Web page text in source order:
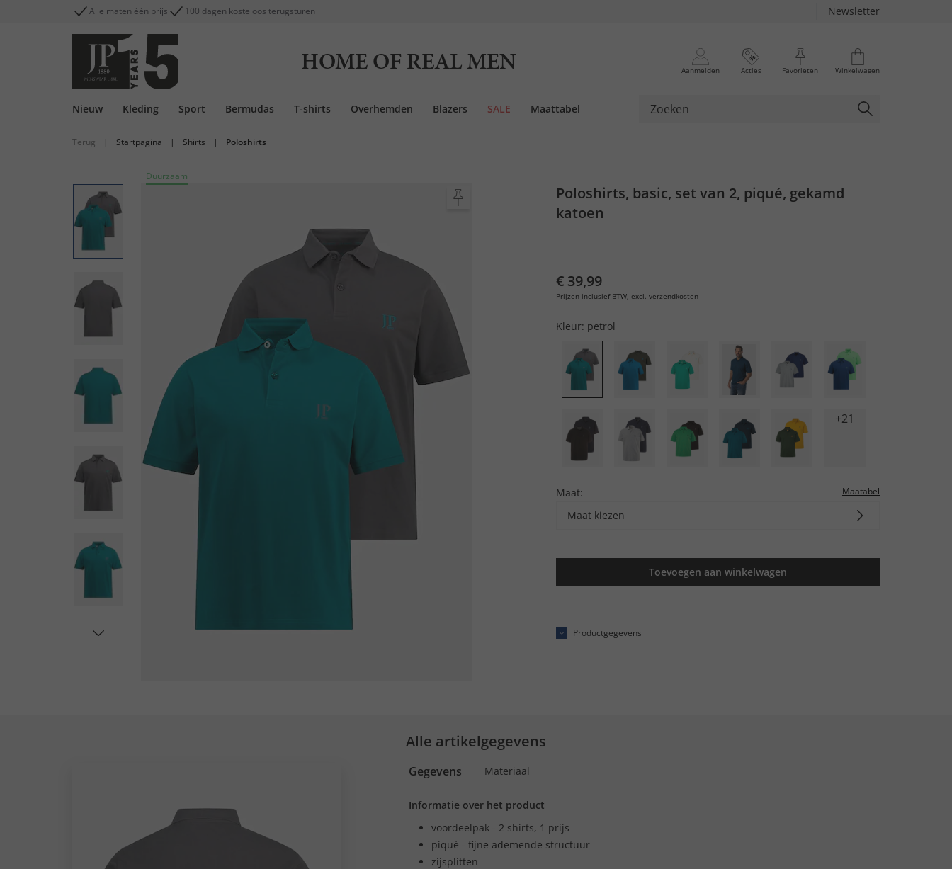
Alle maten één prijs 100 dagen kosteloos terugsturen Newsletter
HOME OF REAL MEN Aanmelden Acties Favorieten Winkelwagen
Nieuw Kleding Sport Bermudas T-shirts Overhemden Blazers SALE Maattabel
Terug | Startpagina | Shirts | Poloshirts
Duurzaam
Poloshirts, basic, set van 2, piqué, gekamd
katoen
€ 39,99
Prijzen inclusief BTW, excl. verzendkosten
Kleur: petrol
+21
Maat: Maatabel
Maat kiezen
Toevoegen aan winkelwagen
Productgegevens
Alle artikelgegevens
Gegevens Materiaal
Informatie over het product
voordeelpak - 2 shirts, 1 prijs
piqué - fijne ademende structuur
zijsplitten